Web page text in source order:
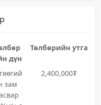
дүн
Төлбөрийн утга
зам
2,400,000₮